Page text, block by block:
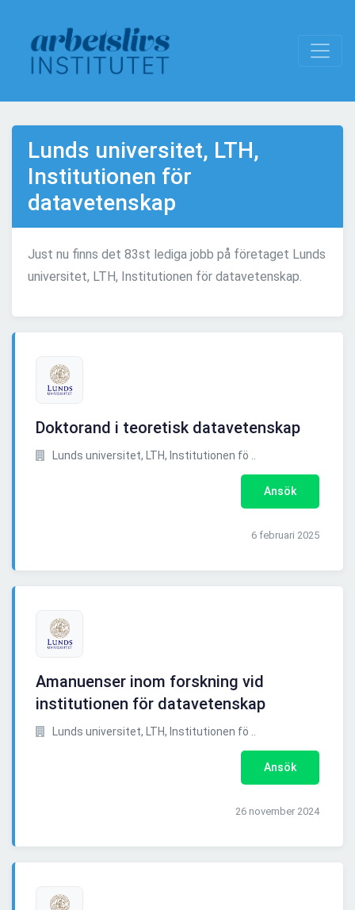
Lunds universitet, LTH,
Institutionen för
datavetenskap
Just nu finns det 83st lediga jobb på företaget Lunds
universitet, LTH, Institutionen för datavetenskap.
Doktorand i teoretisk datavetenskap
Lunds universitet, LTH, Institutionen fö ..
Ansök
6 februari 2025
Amanuenser inom forskning vid
institutionen för datavetenskap
Lunds universitet, LTH, Institutionen fö ..
Ansök
26 november 2024